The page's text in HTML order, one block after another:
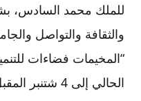
للملك محمد السادس،
والثقافة والتواصل
الحالي إلى 4